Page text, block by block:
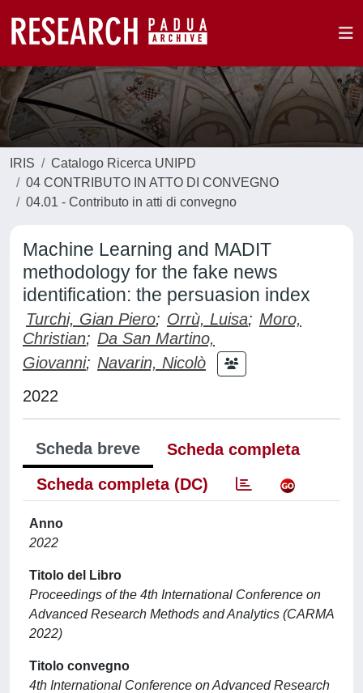
IRIS
Catalogo Ricerca UNIPD
04 CONTRIBUTO IN ATTO DI CONVEGNO
04.01 - Contributo in atti di convegno
Machine Learning and MADIT
methodology for the fake news
identification: the persuasion index
Turchi, Gian Piero; Orrù, Luisa; Moro,
Christian; Da San Martino,
Giovanni; Navarin, Nicolò
2022
Scheda breve
Scheda completa
Scheda completa (DC)
Anno
2022
Titolo del Libro
Proceedings of the 4th International Conference on
Advanced Research Methods and Analytics (CARMA
2022)
Titolo convegno
4th International Conference on Advanced Research